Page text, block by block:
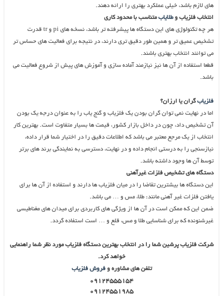
های لازم باشد، خیلی عملکرد بهتری را ارائه دهند.
انتخاب فلزیاب وطلایابمتناسب با محدود کاری
هر چه تکنولوژی های این دستگاه ها پیشرفته تر باشد، نسخه های pi و tr قدرت
تشخیص عمیق تر و همین طور دقیق تری دارند، در نتیجه برای فعالیت های حساس تر
می توانند انتخاب بهتری باشند.
قطعا استفاده از آن ها نیز نیازمند آماده سازی و آموزش های پیش از شروع فعالیت می
باشد.
فلزیابگران یا ارزان؟
اما در نهایت نمی توان گران بودن یک فلزیاب و گنج یاب را به عنوان درجه یک بودن
آن تشخیص داد، چون در داخل بازار کشور، قیمت ها بسیار متفاوت است. بهترین کار
انتخاب از یک مرجع معتبر می باشد که اطلاعات دقیق را در اختیار شما قرار داده،
نیازسنجی را به درستی انجام داده و در نهایت، دسترسی به نمایندگی برند های برتر
توسط آن ها وجود داشته باشد.
دستگاه های تشخیص فلزات غیرآهنی
این دستگاه ها بیشترین تقاضا را در میان فلزیاب ها دارند و استفاده از آن ها برای
یافتن فلزات غیر آهنی مانند: طلا، مس و … می باشد.
ضمن این که ممکن است در آن ها از ویژگی های کاربردی برای میدان های مغناطیسی
غیرشنونده که برای شناسایی طلا و مس، قلع و … است استفاده گردد.
شرکت فلزیاب پرشین شما را در انتخاب بهترین دستگاه فلزیاب مورد نظر شما راهنمایی
خواهد کرد.
تلفن های مشاوره وفروش فلزیاب
۰۹۱۲۴۵۵۵۱۵۴
۰۹۱۲۴۵۵۱۹۸۵